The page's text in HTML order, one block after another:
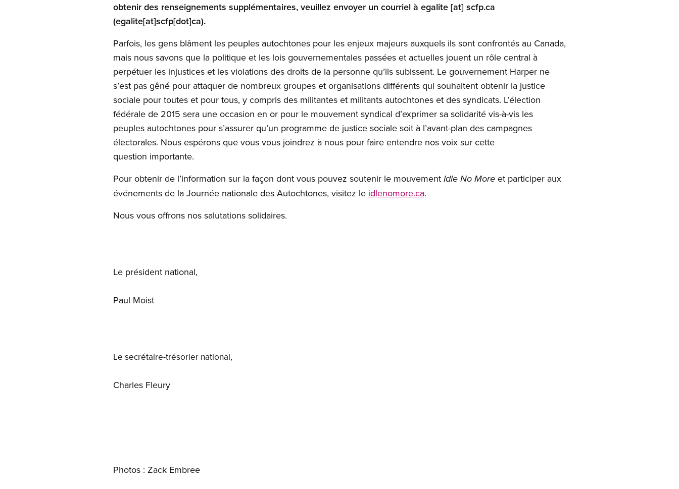
obtenir des renseignements supplémentaires, veuillez envoyer un courriel à egalite [at] scfp.ca
(egalite[at]scfp[dot]ca).
Parfois, les gens blâment les peuples autochtones pour les enjeux majeurs auxquels ils sont confrontés au Canada,
mais nous savons que la politique et les lois gouvernementales passées et actuelles jouent un rôle central à
perpétuer les injustices et les violations des droits de la personne qu’ils subissent. Le gouvernement Harper ne
s’est pas gêné pour attaquer de nombreux groupes et organisations différents qui souhaitent obtenir la justice
sociale pour toutes et pour tous, y compris des militantes et militants autochtones et des syndicats. L’élection
fédérale de 2015 sera une occasion en or pour le mouvement syndical d’exprimer sa solidarité vis-à-vis les
peuples autochtones pour s’assurer qu’un programme de justice sociale soit à l’avant-plan des campagnes
électorales. Nous espérons que vous vous joindrez à nous pour faire entendre nos voix sur cette
question importante.
Pour obtenir de l’information sur la façon dont vous pouvez soutenir le mouvement Idle No More et participer aux
événements de la Journée nationale des Autochtones, visitez le idlenomore.ca.
Nous vous offrons nos salutations solidaires.
Le président national,
Paul Moist
Le secrétaire-trésorier national,
Charles Fleury
Photos : Zack Embree